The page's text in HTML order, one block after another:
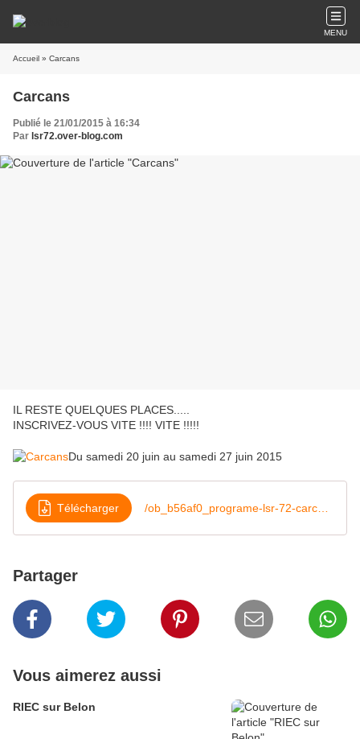
MENU
Accueil » Carcans
Carcans
Publié le 21/01/2015 à 16:34
Par lsr72.over-blog.com
IL RESTE QUELQUES PLACES.....
INSCRIVEZ-VOUS VITE !!!! VITE !!!!!
Du samedi 20 juin au samedi 27 juin 2015
Télécharger
Partager
Vous aimerez aussi
RIEC sur Belon